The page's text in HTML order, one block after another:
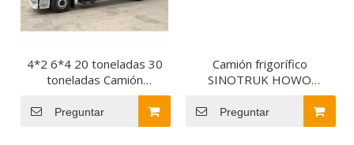
4*2 6*4 20 toneladas 30
toneladas Camión
frigorífico Camión
frigorífico Camión
frigorífico Congelador
Preguntar
Camión frigorífico
SINOTRUK HOWO
Vehículo refrigerado para
transporte de alimentos
Preguntar